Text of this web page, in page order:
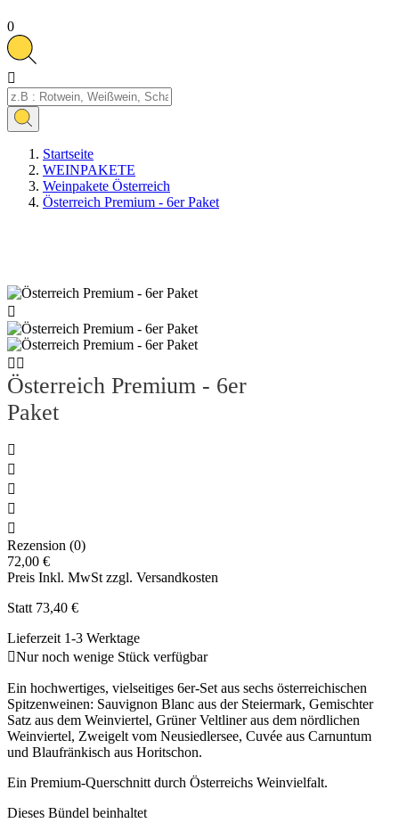
0

Startseite
WEINPAKETE
Weinpakete Österreich
Österreich Premium - 6er Paket

 
Österreich Premium - 6er
Paket





Rezension (0)
72,00 €
Preis Inkl. MwSt zzgl. Versandkosten
Statt 73,40 €
Lieferzeit 1-3 Werktage
Nur noch wenige Stück verfügbar
Ein hochwertiges, vielseitiges 6er‑Set aus sechs österreichischen
Spitzenweinen: Sauvignon Blanc aus der Steiermark, Gemischter
Satz aus dem Weinviertel, Grüner Veltliner aus dem nördlichen
Weinviertel, Zweigelt vom Neusiedlersee, Cuvée aus Carnuntum
und Blaufränkisch aus Horitschon.
Ein Premium‑Querschnitt durch Österreichs Weinvielfalt.
Dieses Bündel beinhaltet